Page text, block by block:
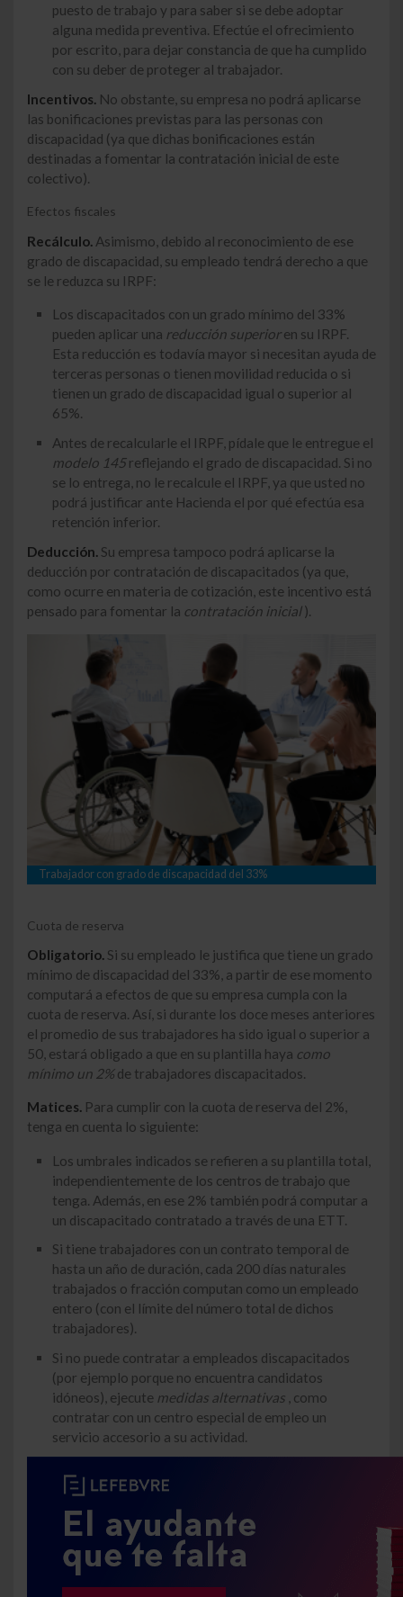
puesto de trabajo y para saber si se debe adoptar
alguna medida preventiva. Efectúe el ofrecimiento
por escrito, para dejar constancia de que ha cumplido
con su deber de proteger al trabajador.
Incentivos. No obstante, su empresa no podrá aplicarse
las bonificaciones previstas para las personas con
discapacidad (ya que dichas bonificaciones están
destinadas a fomentar la contratación inicial de este
colectivo).
Efectos fiscales
Recálculo. Asimismo, debido al reconocimiento de ese
grado de discapacidad, su empleado tendrá derecho a que
se le reduzca su IRPF:
Los discapacitados con un grado mínimo del 33%
pueden aplicar una reducción superioren su IRPF.
Esta reducción es todavía mayor si necesitan ayuda de
terceras personas o tienen movilidad reducida o si
tienen un grado de discapacidad igual o superior al
65%.
Antes de recalcularle el IRPF, pídale que le entregue el
modelo 145reflejando el grado de discapacidad. Si no
se lo entrega, no le recalcule el IRPF, ya que usted no
podrá justificar ante Hacienda el por qué efectúa esa
retención inferior.
Deducción. Su empresa tampoco podrá aplicarse la
deducción por contratación de discapacitados (ya que,
como ocurre en materia de cotización, este incentivo está
pensado para fomentar la contratación inicial).
Trabajador con grado de discapacidad del 33%
Cuota de reserva
Obligatorio. Si su empleado le justifica que tiene un grado
mínimo de discapacidad del 33%, a partir de ese momento
computará a efectos de que su empresa cumpla con la
cuota de reserva. Así, si durante los doce meses anteriores
el promedio de sus trabajadores ha sido igual o superior a
50, estará obligado a que en su plantilla haya como
mínimo un 2%de trabajadores discapacitados.
Matices. Para cumplir con la cuota de reserva del 2%,
tenga en cuenta lo siguiente:
Los umbrales indicados se refieren a su plantilla total,
independientemente de los centros de trabajo que
tenga. Además, en ese 2% también podrá computar a
un discapacitado contratado a través de una ETT.
Si tiene trabajadores con un contrato temporal de
hasta un año de duración, cada 200 días naturales
trabajados o fracción computan como un empleado
entero (con el límite del número total de dichos
trabajadores).
Si no puede contratar a empleados discapacitados
(por ejemplo porque no encuentra candidatos
idóneos), ejecute medidas alternativas , como
contratar con un centro especial de empleo un
servicio accesorio a su actividad.